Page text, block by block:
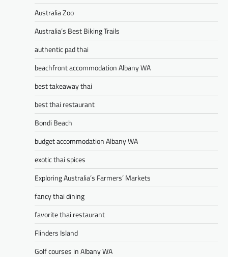
Australia Zoo
Australia’s Best Biking Trails
authentic pad thai
beachfront accommodation Albany WA
best takeaway thai
best thai restaurant
Bondi Beach
budget accommodation Albany WA
exotic thai spices
Exploring Australia’s Farmers’ Markets
fancy thai dining
favorite thai restaurant
Flinders Island
Golf courses in Albany WA